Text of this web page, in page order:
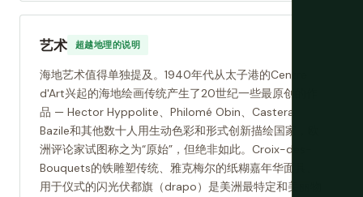
艺术 超越地理的说明
海地艺术值得单独提及。1940年代从太子港的Centre
d'Art兴起的海地绘画传统产生了20世纪一些最原创的作
品 — Hector Hyppolite、Philomé Obin、Castera
Bazile和其他数十人用生动色彩和形式创新描绘国家，欧
洲评论家试图称之为“原始”，但绝非如此。Croix-des-
Bouquets的铁雕塑传统、雅克梅尔的纸糊嘉年华面具、
用于仪式的闪光伏都旗（drapo）是美洲最特定和美丽物